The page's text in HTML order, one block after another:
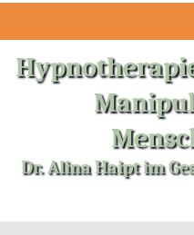
Dr. Alina Haipt im